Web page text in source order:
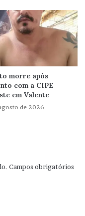
morre após
com a CIPE
em Valente
de 2026
Campos obrigatórios